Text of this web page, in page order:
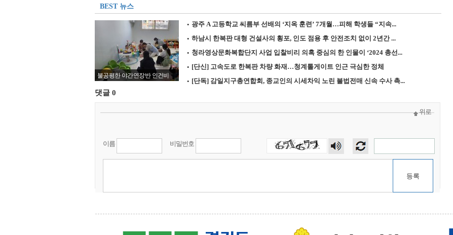
임실 24.4℃
26.2℃
남원 27.5℃
장수 21.7℃
고창군 25.3℃
장흥 28.3℃
BEST 뉴스
불공평한 야간연장반 인건비
· 광주 A 고등학교 씨름부 선배의 ‘지옥 훈련’ 7개월…피해 학생들 “지속...
· 하남시 한복판 대형 건설사의 횡포, 인도 점용 후 안전조치 없이 2년간 ...
· 청라영상문화복합단지 사업 입찰비리 의혹 중심의 한 인물이 ‘2024 총선...
· [단신] 고속도로 한복판 차량 화재…청계톨게이트 인근 극심한 정체
· [단독] 감일지구총연합회, 종교인의 시세차익 노린 불법전매 신속 수사 촉...
댓글 0
위로
이름 비밀번호
숫자
음성
새로고침
등록